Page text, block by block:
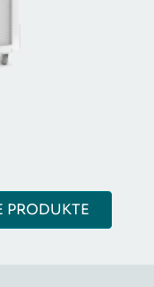
PRODUKTE